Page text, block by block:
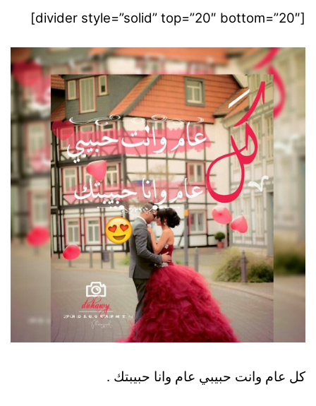
[divider style=”solid” top=”20″ bottom=”20″]
كل عام وانت حبيبي عام وانا حبيبتك .